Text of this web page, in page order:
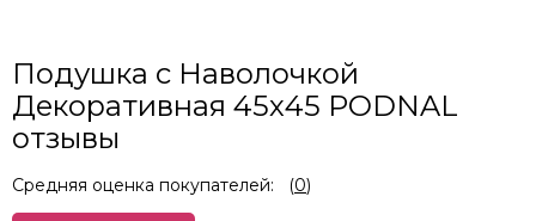
Подушка с Наволочкой
Декоративная 45х45 PODNAL
отзывы
Средняя оценка покупателей: (0)